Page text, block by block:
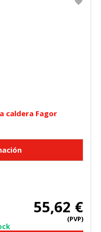
caldera Fagor
55,62 €
(PVP)